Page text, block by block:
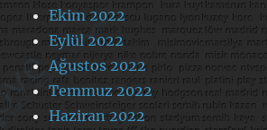
Ekim 2022
Eylül 2022
Ağustos 2022
Temmuz 2022
Haziran 2022